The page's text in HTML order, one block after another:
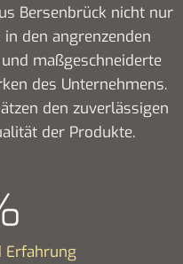
Bersenbrück nicht nur
den angrenzenden
maßgeschneiderte
des Unternehmens.
den zuverlässigen
der Produkte.
Erfahrung